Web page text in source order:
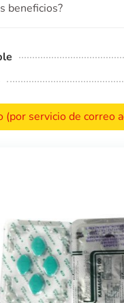
beneficios?
(por servicio de correo